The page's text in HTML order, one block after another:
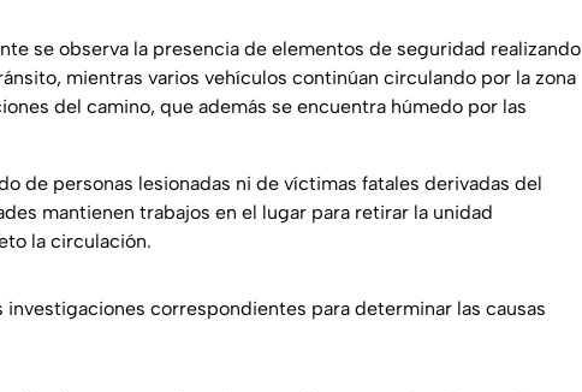
se observa la presencia de elementos de seguridad realizando
mientras varios vehículos continúan circulando por la zona
del camino, que además se encuentra húmedo por las
de personas lesionadas ni de víctimas fatales derivadas del
mantienen trabajos en el lugar para retirar la unidad
la circulación.
investigaciones correspondientes para determinar las causas